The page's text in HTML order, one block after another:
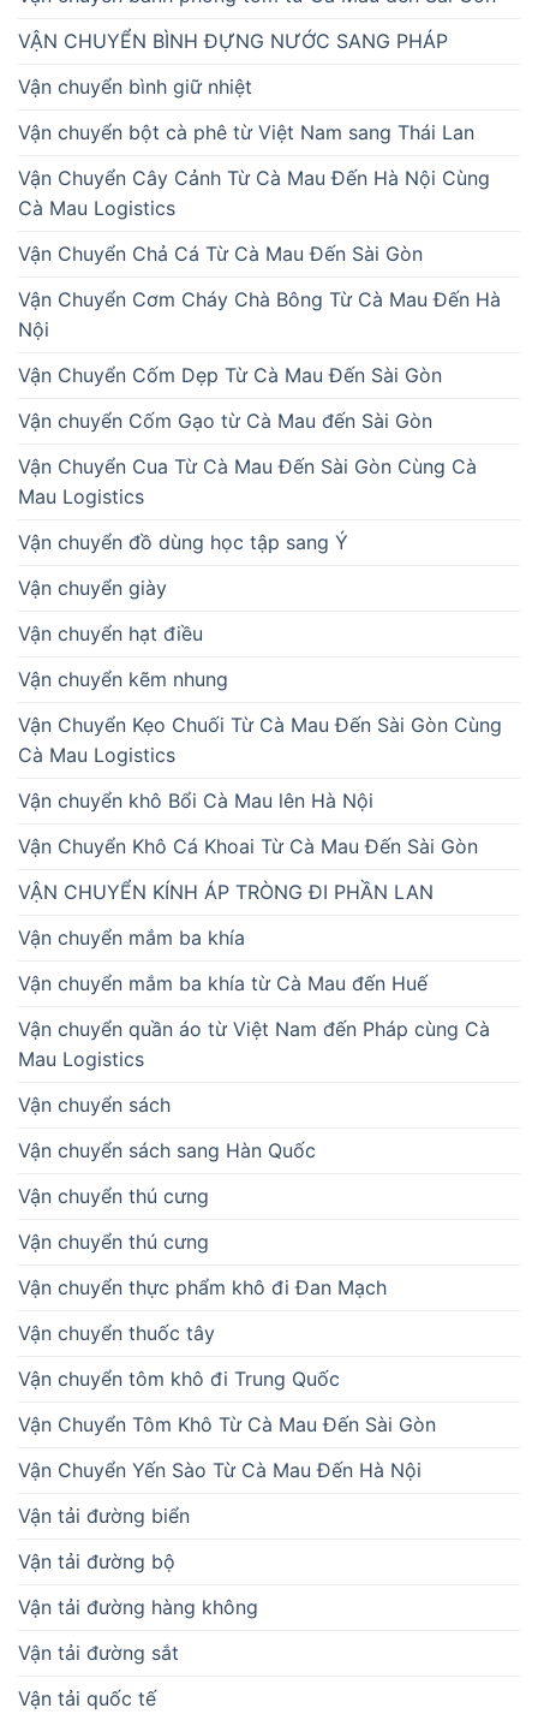
VẬN CHUYỂN BÌNH ĐỰNG NƯỚC SANG PHÁP
Vận chuyển bình giữ nhiệt
Vận chuyển bột cà phê từ Việt Nam sang Thái Lan
Vận Chuyển Cây Cảnh Từ Cà Mau Đến Hà Nội Cùng
Cà Mau Logistics
Vận Chuyển Chả Cá Từ Cà Mau Đến Sài Gòn
Vận Chuyển Cơm Cháy Chà Bông Từ Cà Mau Đến Hà
Nội
Vận Chuyển Cốm Dẹp Từ Cà Mau Đến Sài Gòn
Vận chuyển Cốm Gạo từ Cà Mau đến Sài Gòn
Vận Chuyển Cua Từ Cà Mau Đến Sài Gòn Cùng Cà
Mau Logistics
Vận chuyển đồ dùng học tập sang Ý
Vận chuyển giày
Vận chuyển hạt điều
Vận chuyển kẽm nhung
Vận Chuyển Kẹo Chuối Từ Cà Mau Đến Sài Gòn Cùng
Cà Mau Logistics
Vận chuyển khô Bổi Cà Mau lên Hà Nội
Vận Chuyển Khô Cá Khoai Từ Cà Mau Đến Sài Gòn
VẬN CHUYỂN KÍNH ÁP TRÒNG ĐI PHẦN LAN
Vận chuyển mắm ba khía
Vận chuyển mắm ba khía từ Cà Mau đến Huế
Vận chuyển quần áo từ Việt Nam đến Pháp cùng Cà
Mau Logistics
Vận chuyển sách
Vận chuyển sách sang Hàn Quốc
Vận chuyển thú cưng
Vận chuyển thú cưng
Vận chuyển thực phẩm khô đi Đan Mạch
Vận chuyển thuốc tây
Vận chuyển tôm khô đi Trung Quốc
Vận Chuyển Tôm Khô Từ Cà Mau Đến Sài Gòn
Vận Chuyển Yến Sào Từ Cà Mau Đến Hà Nội
Vận tải đường biển
Vận tải đường bộ
Vận tải đường hàng không
Vận tải đường sắt
Vận tải quốc tế